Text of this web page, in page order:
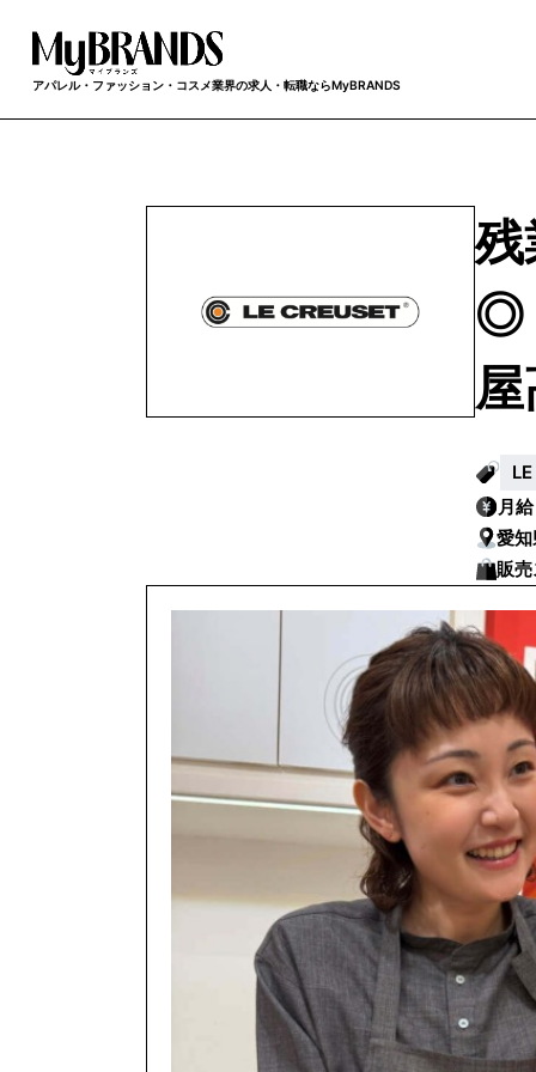
アパレル・ファッション・コスメ業界の求人・転職ならMyBRANDS
◎
月
愛
販